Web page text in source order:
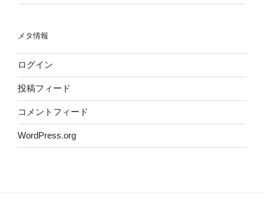
メタ情報
ログイン
投稿フィード
コメントフィード
WordPress.org